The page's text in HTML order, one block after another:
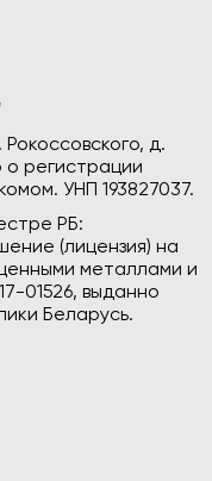
д.
о регистрации
УНП 193827037.
РБ:
(лицензия) на
металлами и
01526, выданно
Беларусь.